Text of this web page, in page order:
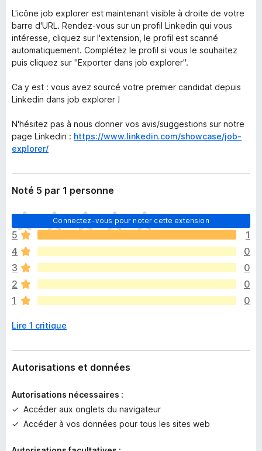
L'icône job explorer est maintenant visible à droite de votre
barre d'URL. Rendez-vous sur un profil Linkedin qui vous
intéresse, cliquez sur l'extension, le profil est scanné
automatiquement. Complétez le profil si vous le souhaitez
puis cliquez sur "Exporter dans job explorer".
Ca y est : vous avez sourcé votre premier candidat depuis
Linkedin dans job explorer !
N'hésitez pas à nous donner vos avis/suggestions sur notre
page Linkedin : https://www.linkedin.com/showcase/job-
explorer/
Noté 5 par 1 personne
Connectez-vous pour noter cette extension
I
l
n
’
y
a
a
u
u
e
n
t
p
o
5
1
4
0
3
0
2
0
1
0
Lire 1 critique
Autorisations et données
Autorisations nécessaires :
Accéder aux onglets du navigateur
Accéder à vos données pour tous les sites web